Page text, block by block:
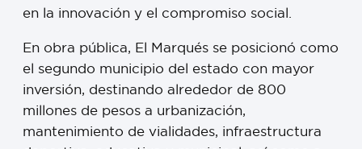
en la innovación y el compromiso social.
En obra pública, El Marqués se posicionó como
el segundo municipio del estado con mayor
inversión, destinando alrededor de 800
millones de pesos a urbanización,
mantenimiento de vialidades, infraestructura